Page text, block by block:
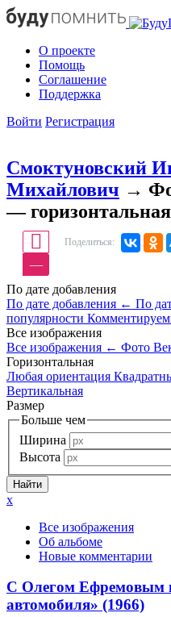
О проекте
Помощь
Cоглашение
Поддержка
Войти Регистрация
Смоктуновский
Михайлович →
— горизонтальная
—
Поделиться:
По дате добавления
По дате добавления ← По
популярности
Все изображения
Все изображения ← Фото
Горизонтальная
Любая ориентация
Вертикальная
Размер
Больше чем
Ширина
Высота
x
Все изображения
Об альбоме
Новые комментарии
С Олегом Ефремовым
автомобиля» (1966)